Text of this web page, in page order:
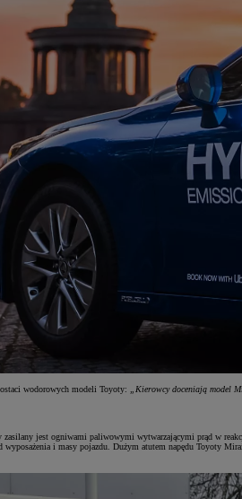
wodorowych modeli Toyoty: „Kierowcy doceniają model
jest ogniwami paliwowymi wytwarzającymi prąd w
i masy pojazdu. Dużym atutem napędu Toyoty